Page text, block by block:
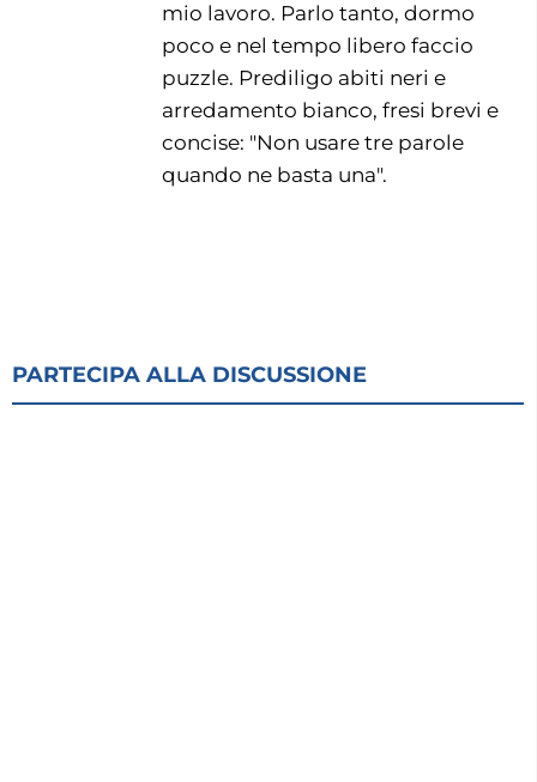
mio lavoro. Parlo tanto, dormo
poco e nel tempo libero faccio
puzzle. Prediligo abiti neri e
arredamento bianco, fresi brevi e
concise: "Non usare tre parole
quando ne basta una".
PARTECIPA ALLA DISCUSSIONE